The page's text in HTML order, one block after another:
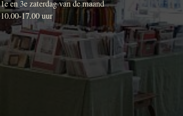
1e en 3e zaterdag van de maand
10.00-17.00 uur